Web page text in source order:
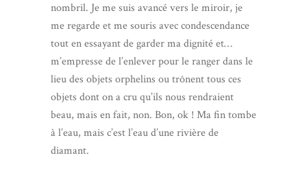
nombril. Je me suis avancé vers le miroir, je
me regarde et me souris avec condescendance
tout en essayant de garder ma dignité et…
m’empresse de l’enlever pour le ranger dans le
lieu des objets orphelins ou trônent tous ces
objets dont on a cru qu’ils nous rendraient
beau, mais en fait, non. Bon, ok ! Ma fin tombe
à l’eau, mais c’est l’eau d’une rivière de
diamant.